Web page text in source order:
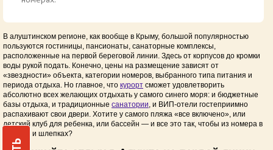
В алуштинском регионе, как вообще в Крыму, большой популярностью
пользуются гостиницы, пансионаты, санаторные комплексы,
расположенные на первой береговой линии. Здесь от корпусов до кромки
воды рукой подать. Конечно, цены на размещение зависят от
«звездности» объекта, категории номеров, выбранного типа питания и
периода отдыха. Но главное, что курорт сможет удовлетворить
абсолютно всех желающих отдыхать у самого синего моря: и бюджетные
базы отдыха, и традиционные санатории, и ВИП-отели гостеприимно
распахивают свои двери. Хотите у самого пляжа «все включено», или
детский клуб для ребенка, или бассейн — и все это так, чтобы из номера в
плавках и шлепках?